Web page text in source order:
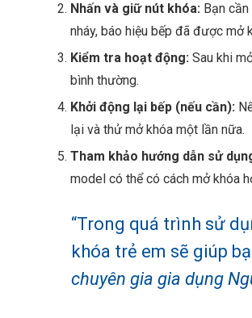
Nhấn và giữ nút khóa: Bạn
nháy, báo hiệu bếp đã được mở
Kiểm tra hoạt động: Sau khi
bình thường.
Khởi động lại bếp (nếu cần):
lại và thử mở khóa một lần nữa.
Tham khảo hướng dẫn sử
model có thể có cách mở khóa
“Trong quá trình sử
khóa trẻ em sẽ giúp
chuyên gia gia dụng